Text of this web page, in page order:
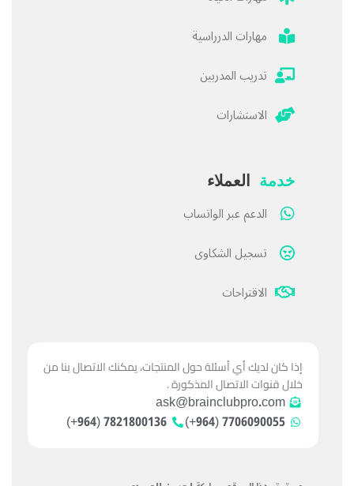
مهارات الدرراسية
تدريب المدربين
الاستشارات
خدمة العملاء
الدعم عبر الواتساب
تسجيل الشكاوى
الاقتراحات
إذا كان لديك أي أسئلة حول المنتجات، يمكنك الاتصال بنا من
خلال قنوات الاتصال المذكورة .
ask@brainclubpro.com
7706090055 (964+)
7821800136 (964+)